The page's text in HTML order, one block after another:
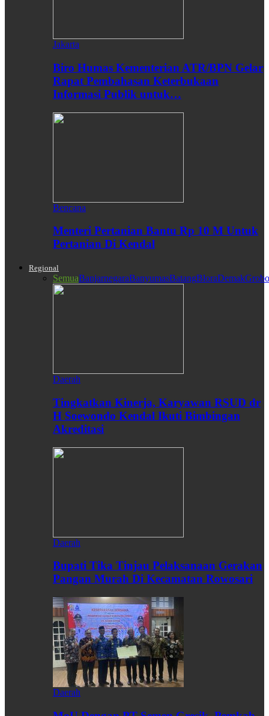
Jakarta
Biro Humas Kementerian ATR/BPN Gelar
Rapat Pembahasan Keterbukaan
Informasi Publik untuk…
Bencana
Menteri Pertanian Bantu Rp 10 M Untuk
Pertanian Di Kendal
Regional
SemuaBanjarnegaraBanyumasBatangBloraDemak
Daerah
Tingkatkan Kinerja, Karyawan RSUD dr
H Soewondo Kendal Ikuti Bimbingan
Akreditasi
Daerah
Bupati Tika Tinjau Pelaksanaan Gerakan
Pangan Murah Di Kecamatan Rowosari
Daerah